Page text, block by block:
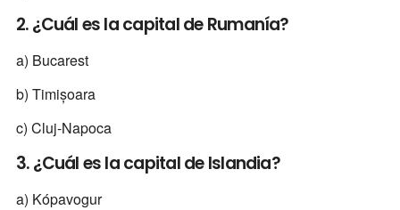
2. ¿Cuál es la capital de Rumanía?
a) Bucarest
b) Timișoara
c) Cluj-Napoca
3. ¿Cuál es la capital de Islandia?
a) Kópavogur